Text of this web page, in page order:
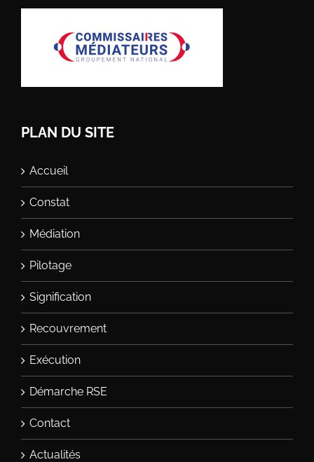
PLAN DU SITE
Accueil
Constat
Médiation
Pilotage
Signification
Recouvrement
Exécution
Démarche RSE
Contact
Actualités